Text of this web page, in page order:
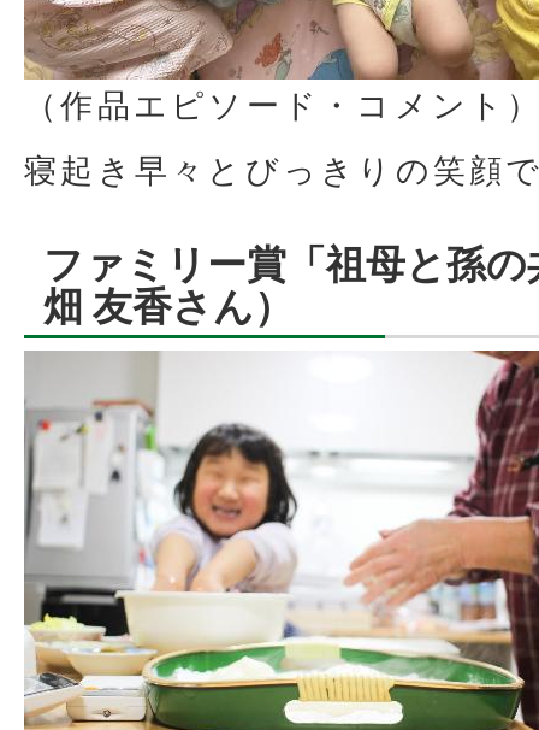
（作品エピソード・コメント
寝起き早々とびっきりの笑顔
ファミリー賞「祖母と孫
畑 友香さん）